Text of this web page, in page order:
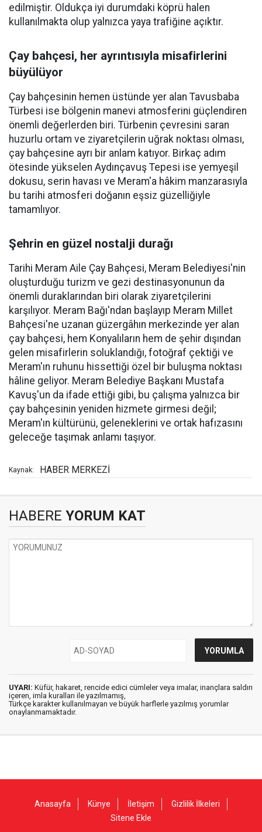
edilmiştir. Oldukça iyi durumdaki köprü halen
kullanılmakta olup yalnızca yaya trafiğine açıktır.
Çay bahçesi, her ayrıntısıyla misafirlerini
büyülüyor
Çay bahçesinin hemen üstünde yer alan Tavusbaba
Türbesi ise bölgenin manevi atmosferini güçlendiren
önemli değerlerden biri. Türbenin çevresini saran
huzurlu ortam ve ziyaretçilerin uğrak noktası olması,
çay bahçesine ayrı bir anlam katıyor. Birkaç adım
ötesinde yükselen Aydınçavuş Tepesi ise yemyeşil
dokusu, serin havası ve Meram'a hâkim manzarasıyla
bu tarihi atmosferi doğanın eşsiz güzelliğiyle
tamamlıyor.
Şehrin en güzel nostalji durağı
Tarihi Meram Aile Çay Bahçesi, Meram Belediyesi'nin
oluşturduğu turizm ve gezi destinasyonunun da
önemli duraklarından biri olarak ziyaretçilerini
karşılıyor. Meram Bağı'ndan başlayıp Meram Millet
Bahçesi'ne uzanan güzergâhın merkezinde yer alan
çay bahçesi, hem Konyalıların hem de şehir dışından
gelen misafirlerin soluklandığı, fotoğraf çektiği ve
Meram'ın ruhunu hissettiği özel bir buluşma noktası
hâline geliyor. Meram Belediye Başkanı Mustafa
Kavuş'un da ifade ettiği gibi, bu çalışma yalnızca bir
çay bahçesinin yeniden hizmete girmesi değil;
Meram'ın kültürünü, geleneklerini ve ortak hafızasını
geleceğe taşımak anlamı taşıyor.
Kaynak: HABER MERKEZİ
HABERE YORUM KAT
UYARI: Küfür, hakaret, rencide edici cümleler veya imalar, inançlara saldırı
içeren, imla kuralları ile yazılmamış,
Türkçe karakter kullanılmayan ve büyük harflerle yazılmış yorumlar
onaylanmamaktadır.
Anasayfa Künye İletişim
Gizlilik İlkeleri
Sitene Ekle